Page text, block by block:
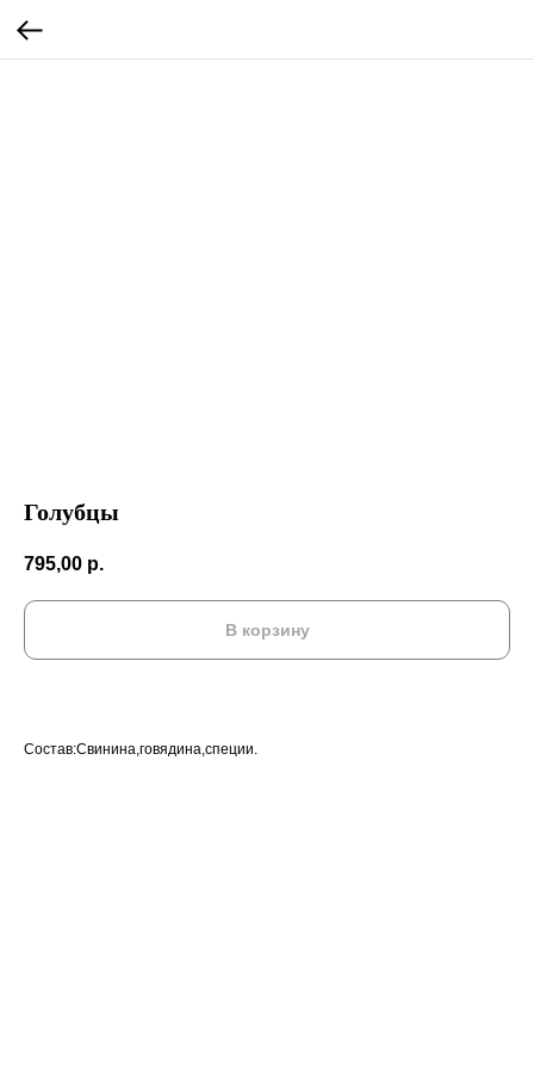
Голубцы
795,00 р.
В корзину
Состав:Свинина,говядина,специи.